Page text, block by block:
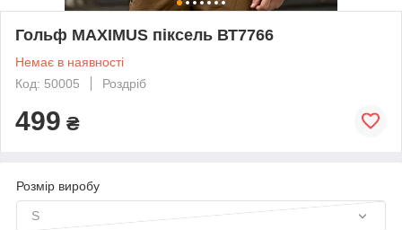
Гольф MAXIMUS піксель ВТ7766
Немає в наявності
Код: 50005
Роздріб
499 ₴
Розмір виробу
S